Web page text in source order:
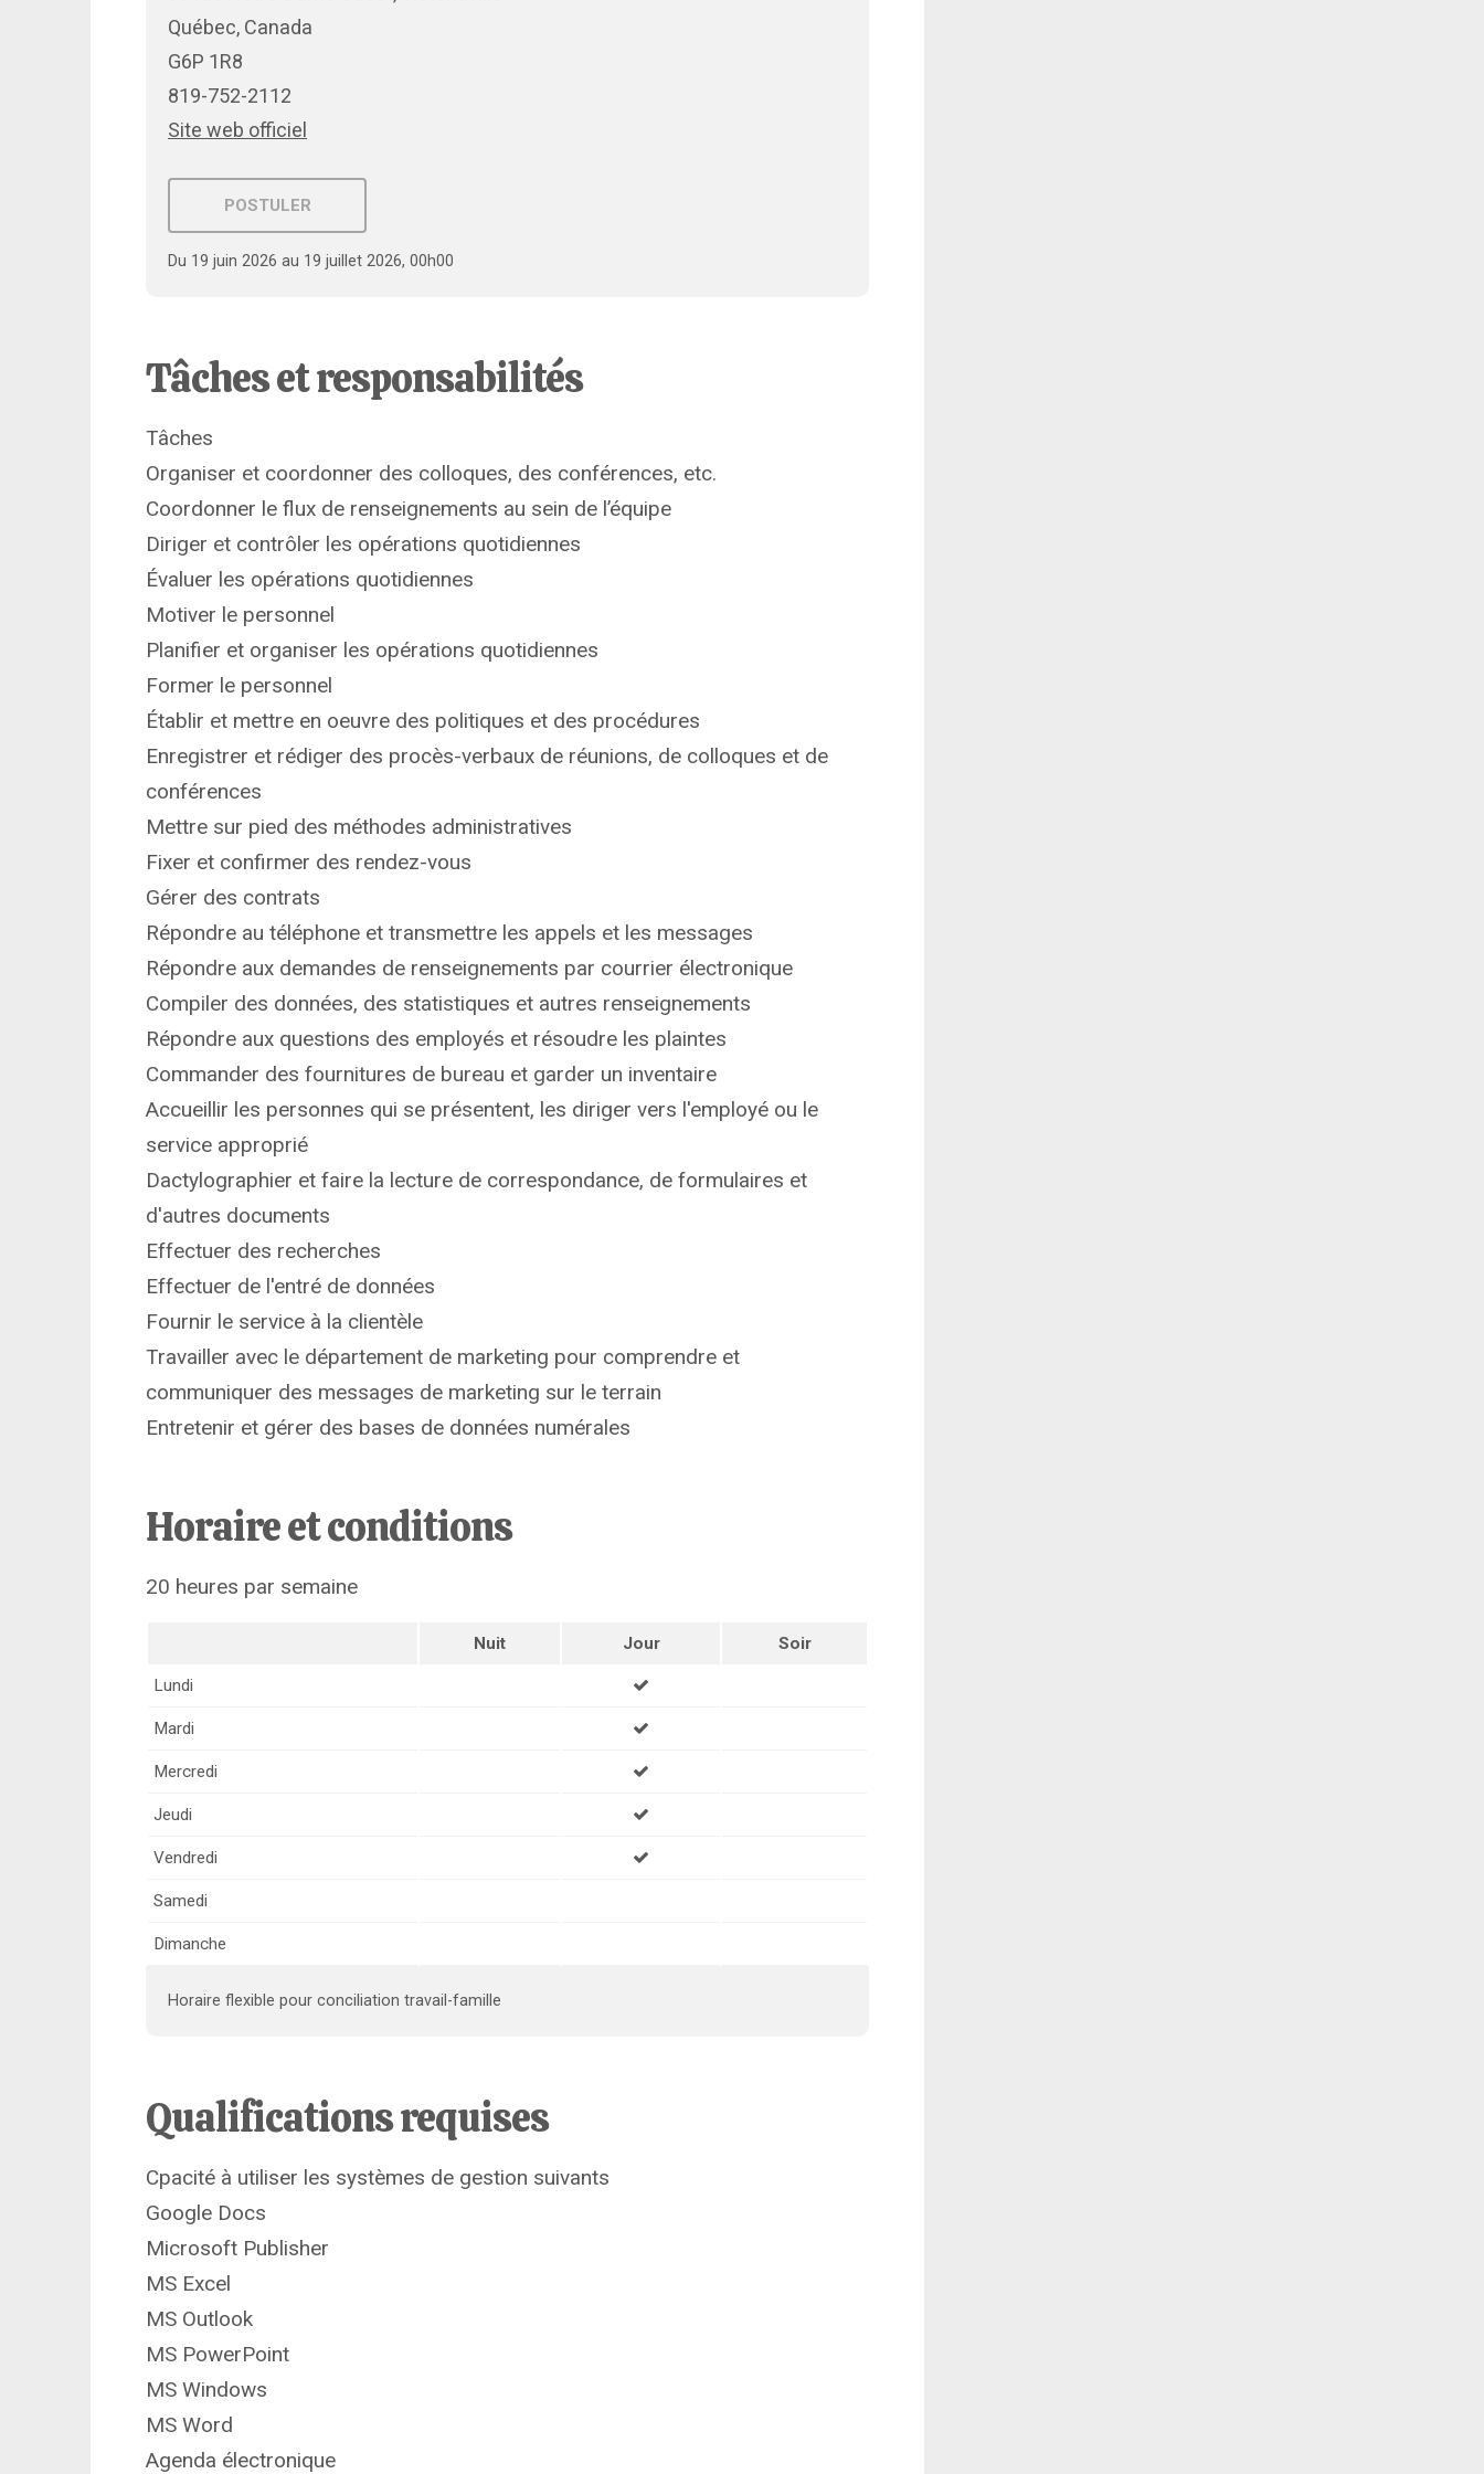
Québec, Canada
G6P 1R8
819-752-2112
Site web officiel
POSTULER
Du 19 juin 2026 au 19 juillet 2026, 00h00
Tâches et responsabilités
Tâches
Organiser et coordonner des colloques, des conférences, etc.
Coordonner le flux de renseignements au sein de l’équipe
Diriger et contrôler les opérations quotidiennes
Évaluer les opérations quotidiennes
Motiver le personnel
Planifier et organiser les opérations quotidiennes
Former le personnel
Établir et mettre en oeuvre des politiques et des procédures
Enregistrer et rédiger des procès-verbaux de réunions, de colloques et de
conférences
Mettre sur pied des méthodes administratives
Fixer et confirmer des rendez-vous
Gérer des contrats
Répondre au téléphone et transmettre les appels et les messages
Répondre aux demandes de renseignements par courrier électronique
Compiler des données, des statistiques et autres renseignements
Répondre aux questions des employés et résoudre les plaintes
Commander des fournitures de bureau et garder un inventaire
Accueillir les personnes qui se présentent, les diriger vers l'employé ou le
service approprié
Dactylographier et faire la lecture de correspondance, de formulaires et
d'autres documents
Effectuer des recherches
Effectuer de l'entré de données
Fournir le service à la clientèle
Travailler avec le département de marketing pour comprendre et
communiquer des messages de marketing sur le terrain
Entretenir et gérer des bases de données numérales
Horaire et conditions
20 heures par semaine
Nuit Jour Soir
Lundi
Mardi
Mercredi
Jeudi
Vendredi
Samedi
Dimanche
Horaire flexible pour conciliation travail-famille
Qualifications requises
Cpacité à utiliser les systèmes de gestion suivants
Google Docs
Microsoft Publisher
MS Excel
MS Outlook
MS PowerPoint
MS Windows
MS Word
Agenda électronique